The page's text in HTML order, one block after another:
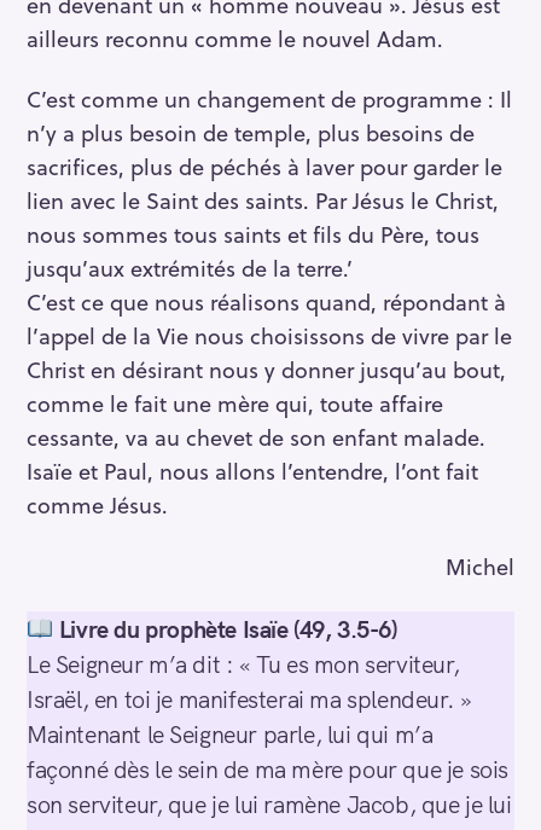
ailleurs reconnu comme le nouvel Adam.
C’est comme un changement de programme : Il
n’y a plus besoin de temple, plus besoins de
sacrifices, plus de péchés à laver pour garder le
lien avec le Saint des saints. Par Jésus le Christ,
nous sommes tous saints et fils du Père, tous
jusqu’aux extrémités de la terre.’
C’est ce que nous réalisons quand, répondant à
l’appel de la Vie nous choisissons de vivre par le
Christ en désirant nous y donner jusqu’au bout,
comme le fait une mère qui, toute affaire
cessante, va au chevet de son enfant malade.
Isaïe et Paul, nous allons l’entendre, l’ont fait
comme Jésus.
Michel
Livre du prophète Isaïe (49, 3.5-6)
Le Seigneur m’a dit : « Tu es mon serviteur,
Israël, en toi je manifesterai ma splendeur. »
Maintenant le Seigneur parle, lui qui m’a
façonné dès le sein de ma mère pour que je sois
son serviteur, que je lui ramène Jacob, que je lui